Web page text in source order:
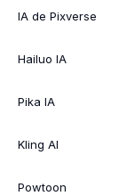
IA de Pixverse
Hailuo IA
Pika IA
Kling AI
Powtoon